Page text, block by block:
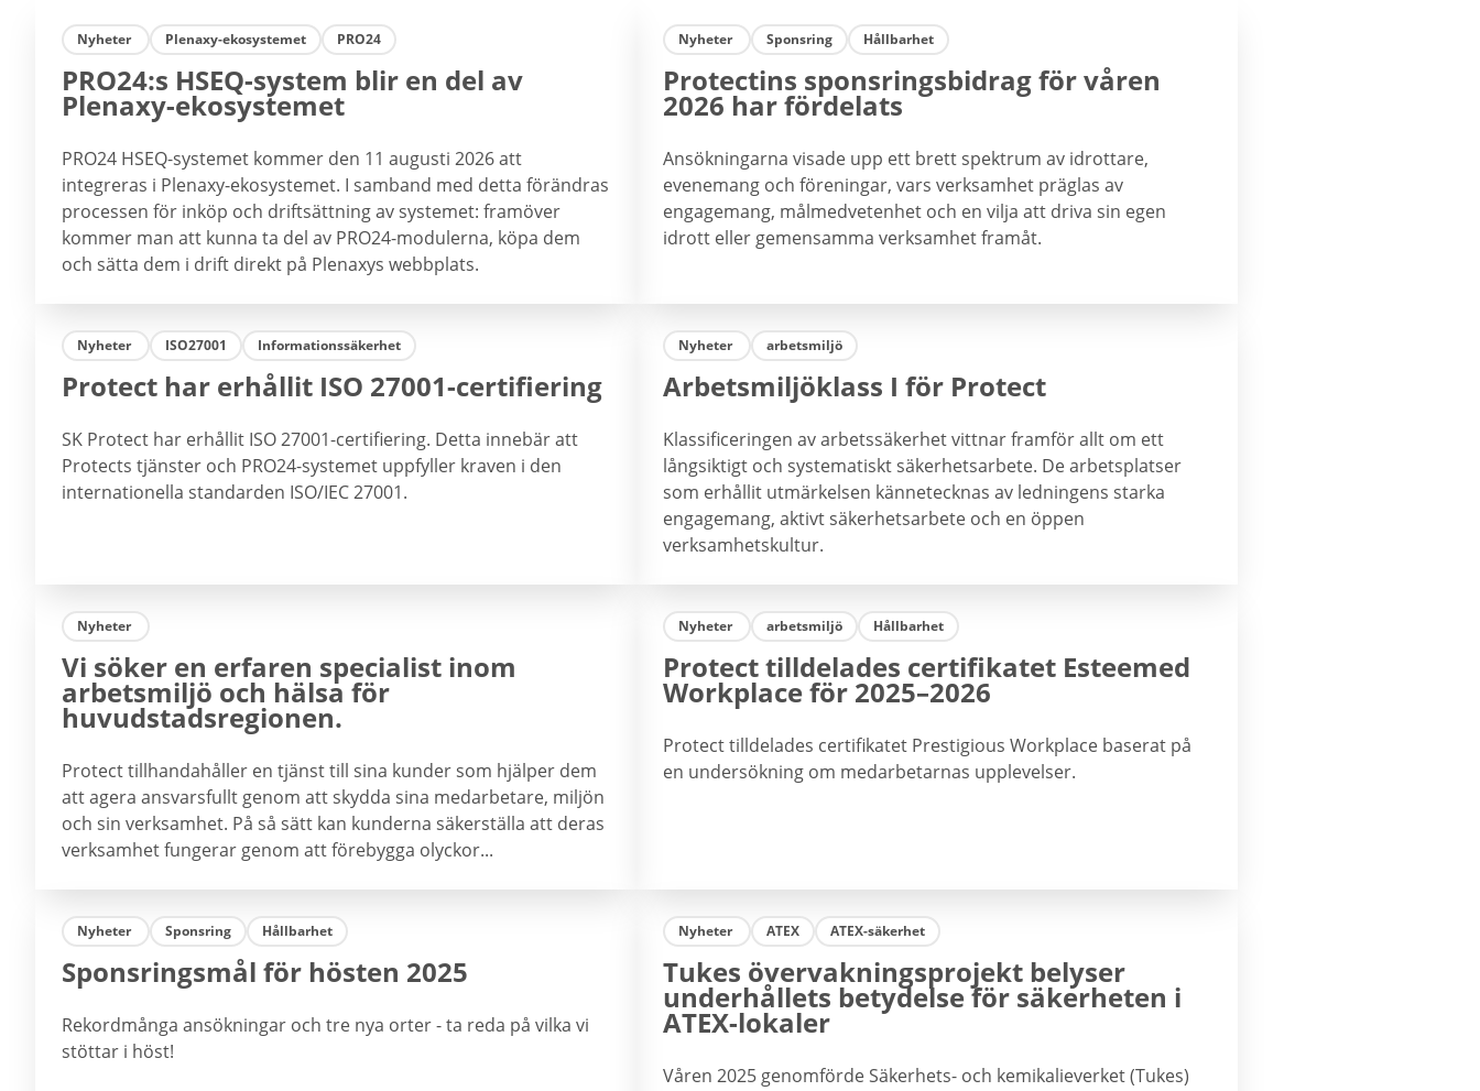
Nyheter Plenaxy-ekosystemet PRO24
PRO24:s HSEQ-system blir en del av
Plenaxy-ekosystemet
PRO24 HSEQ-systemet kommer den 11 augusti 2026 att
integreras i Plenaxy-ekosystemet. I samband med detta förändras
processen för inköp och driftsättning av systemet: framöver
kommer man att kunna ta del av PRO24-modulerna, köpa dem
och sätta dem i drift direkt på Plenaxys webbplats.
Nyheter Sponsring Hållbarhet
Protectins sponsringsbidrag för våren
2026 har fördelats
Ansökningarna visade upp ett brett spektrum av idrottare,
evenemang och föreningar, vars verksamhet präglas av
engagemang, målmedvetenhet och en vilja att driva sin egen
idrott eller gemensamma verksamhet framåt.
Nyheter ISO27001 Informationssäkerhet
Protect har erhållit ISO 27001-certifiering
SK Protect har erhållit ISO 27001-certifiering. Detta innebär att
Protects tjänster och PRO24-systemet uppfyller kraven i den
internationella standarden ISO/IEC 27001.
Nyheter arbetsmiljö
Arbetsmiljöklass I för Protect
Klassificeringen av arbetssäkerhet vittnar framför allt om ett
långsiktigt och systematiskt säkerhetsarbete. De arbetsplatser
som erhållit utmärkelsen kännetecknas av ledningens starka
engagemang, aktivt säkerhetsarbete och en öppen
verksamhetskultur.
Nyheter
Vi söker en erfaren specialist inom
arbetsmiljö och hälsa för
huvudstadsregionen.
Protect tillhandahåller en tjänst till sina kunder som hjälper dem
att agera ansvarsfullt genom att skydda sina medarbetare, miljön
och sin verksamhet. På så sätt kan kunderna säkerställa att deras
verksamhet fungerar genom att förebygga olyckor...
Nyheter arbetsmiljö Hållbarhet
Protect tilldelades certifikatet Esteemed
Workplace för 2025–2026
Protect tilldelades certifikatet Prestigious Workplace baserat på
en undersökning om medarbetarnas upplevelser.
Nyheter Sponsring Hållbarhet
Sponsringsmål för hösten 2025
Rekordmånga ansökningar och tre nya orter - ta reda på vilka vi
stöttar i höst!
Nyheter ATEX ATEX-säkerhet
Tukes övervakningsprojekt belyser
underhållets betydelse för säkerheten i
ATEX-lokaler
Våren 2025 genomförde Säkerhets- och kemikalieverket (Tukes)